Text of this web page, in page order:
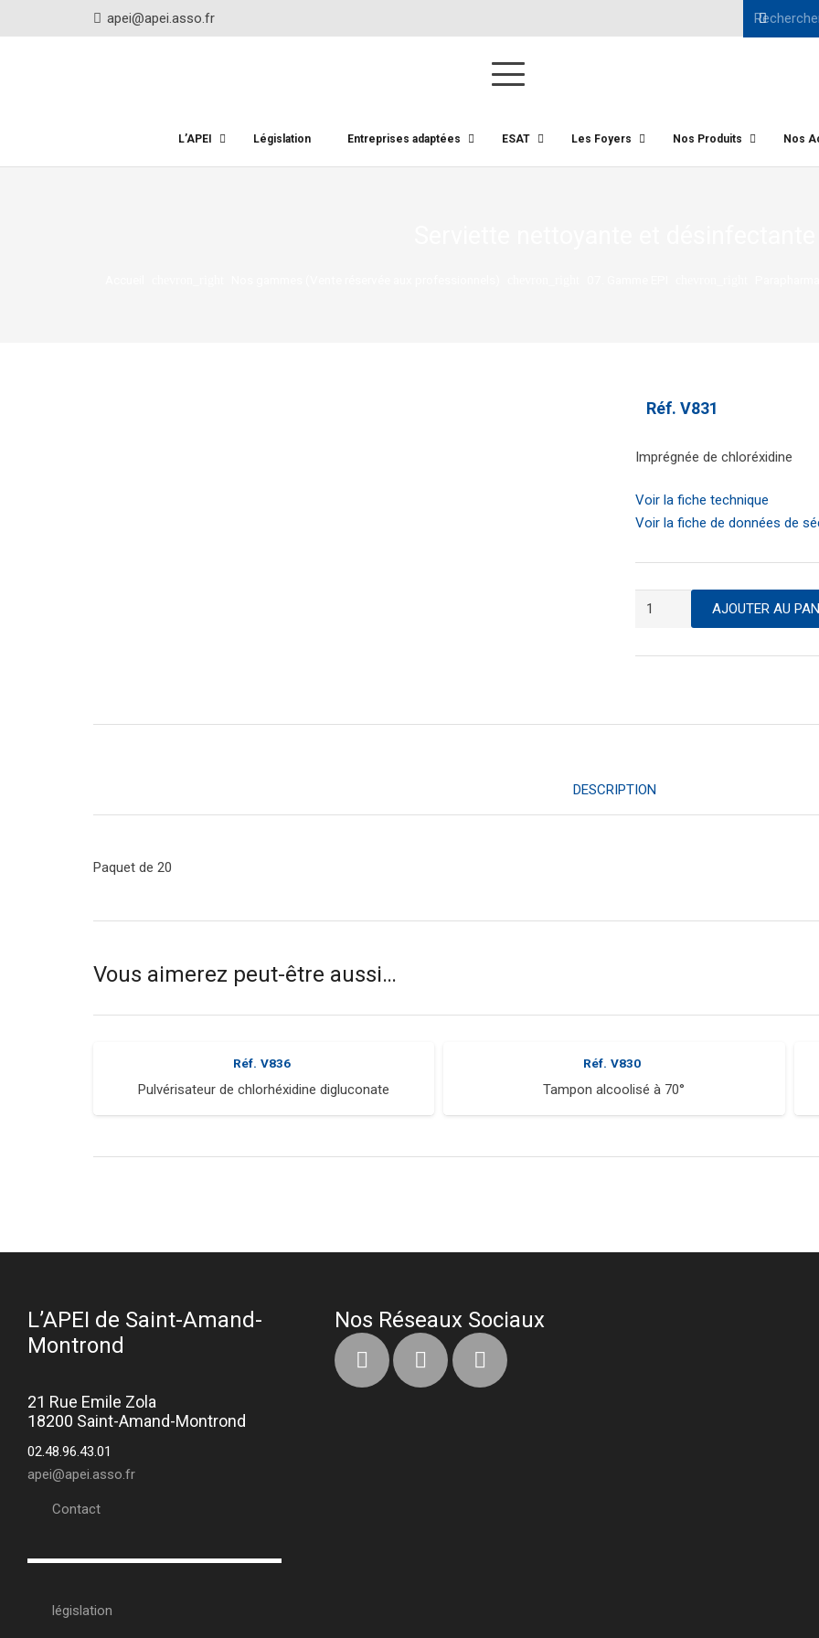
apei@apei.asso.fr
L’APEI Législation Entreprises adaptées ESAT Les Foyers Nos Produits Nos
Réf. V831
Imprégnée de chloréxidine
Voir la fiche technique
Voir la fiche de données de
quantité
AJOUTER AU
DESCRIPTION
Paquet de 20
Vous aimerez peut-être aussi…
Réf. V836
Pulvérisateur de chlorhéxidine digluconate
Réf. V830
Tampon alcoolisé à 70°
L’APEI de Saint-Amand-
Montrond
21 Rue Emile Zola
18200 Saint-Amand-Montrond
02.48.96.43.01
apei@apei.asso.fr
Contact
législation
Nos Réseaux Sociaux